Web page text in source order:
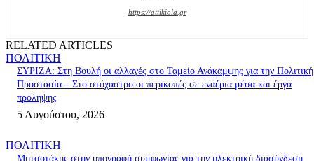
https://attikiola.gr
RELATED ARTICLES
ΠΟΛΙΤΙΚΗ
ΣΥΡΙΖΑ: Στη Βουλή οι αλλαγές στο Ταμείο Ανάκαμψης για την Πολιτική
Προστασία – Στο στόχαστρο οι περικοπές σε εναέρια μέσα και έργα
πρόληψης
5 Αυγούστου, 2026
ΠΟΛΙΤΙΚΗ
Μητσοτάκης στην υπογραφή συμφωνίας για την ηλεκτρική διασύνδεση